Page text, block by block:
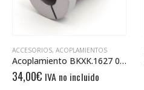
ACCESORIOS, ACOPLAMIENTOS
Acoplamiento BKXK.1627 06/1/4″
34,00€ IVA no incluido